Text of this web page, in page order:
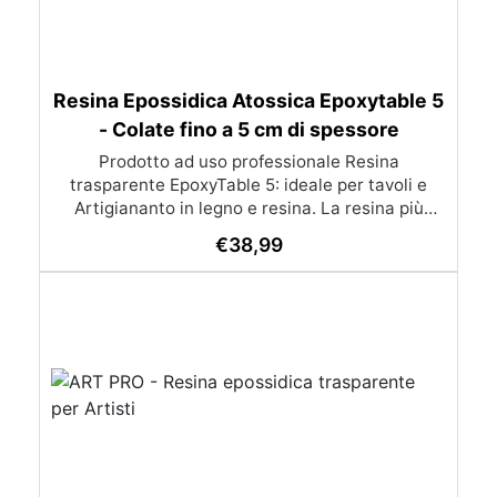
Resina Epossidica Atossica Epoxytable 5
- Colate fino a 5 cm di spessore
Prodotto ad uso professionale Resina
trasparente EpoxyTable 5: ideale per tavoli e
Artigiananto in legno e resina. La resina più
perfetta per colate di alto spessore fino a 5 cm.
Applicazioni Principali: Realizzazione di tavoli in
monete, pietre, ecc) Colate riempitive in
spessore dentro stampi e cassaforme
Caratteristiche principali: ✅ Bassissima
€38,99